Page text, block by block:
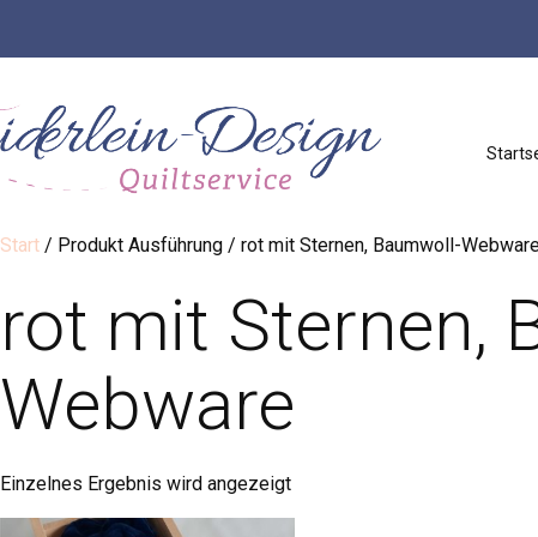
Start / Produkt Ausführung / rot mit Sternen, Baumwoll-
rot mit Sternen,
Webware
Einzelnes Ergebnis wird angezeigt